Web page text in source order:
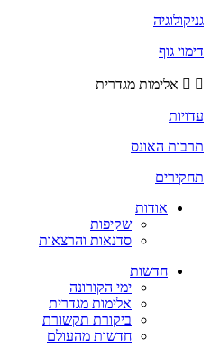
גניקולוגיה
דימוי גוף
אלימות מגדרית
עדויות
תרבות האונס
תחקירים
אודות
שקיפות
סדנאות והרצאות
חדשות
ימי הקורונה
אלימות מגדרית
ביקורת תקשורת
חדשות מהעולם